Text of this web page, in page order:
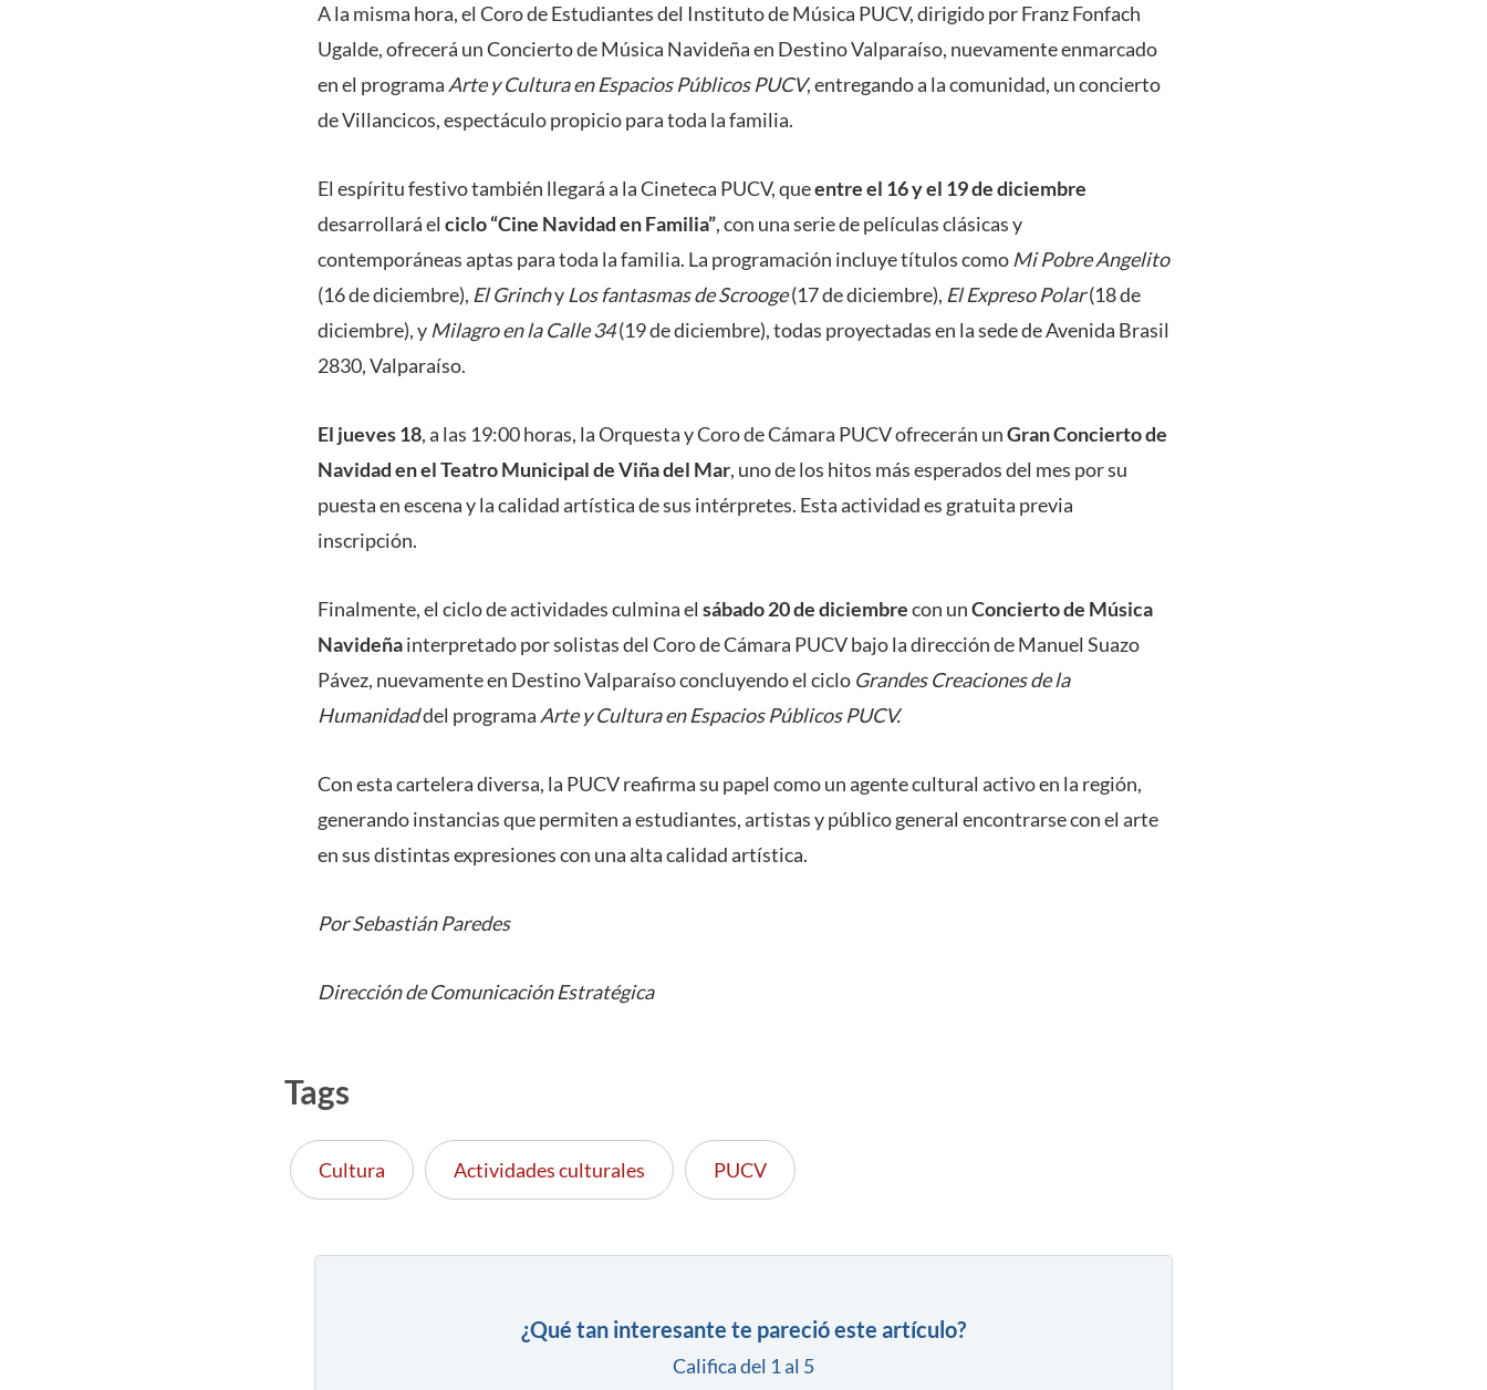
A la misma hora, el Coro de Estudiantes del Instituto de Música PUCV, dirigido por Franz Fonfach
Ugalde, ofrecerá un Concierto de Música Navideña en Destino Valparaíso, nuevamente enmarcado
en el programa Arte y Cultura en Espacios Públicos PUCV, entregando a la comunidad, un concierto
de Villancicos, espectáculo propicio para toda la familia.
El espíritu festivo también llegará a la Cineteca PUCV, queentre el 16 y el 19 de diciembre
desarrollará el ciclo “Cine Navidad en Familia”, con una serie de películas clásicas y
contemporáneas aptas para toda la familia. La programación incluye títulos como Mi Pobre Angelito
(16 de diciembre), El Grinchy Los fantasmas de Scrooge(17 de diciembre), El Expreso Polar(18 de
diciembre), y Milagro en la Calle 34(19 de diciembre), todas proyectadas en la sede de Avenida Brasil
2830, Valparaíso.
El jueves 18, a las 19:00 horas, la Orquesta y Coro de Cámara PUCV ofrecerán unGran Concierto de
Navidad en el Teatro Municipal de Viña del Mar, uno de los hitos más esperados del mes por su
puesta en escena y la calidad artística de sus intérpretes. Esta actividad es gratuita previa
inscripción.
Finalmente, el ciclo de actividades culmina el sábado 20 de diciembrecon unConcierto de Música
Navideñainterpretado por solistas del Coro de Cámara PUCV bajo la dirección de Manuel Suazo
Pávez, nuevamente en Destino Valparaíso concluyendo el ciclo Grandes Creaciones de la
Humanidaddel programa Arte y Cultura en Espacios Públicos PUCV.
Con esta cartelera diversa, la PUCV reafirma su papel como un agente cultural activo en la región,
generando instancias que permiten a estudiantes, artistas y público general encontrarse con el arte
en sus distintas expresiones con una alta calidad artística.
Por Sebastián Paredes
Dirección de Comunicación Estratégica
Tags
Cultura Actividades culturales PUCV
¿Qué tan interesante te pareció este artículo?
Califica del 1 al 5